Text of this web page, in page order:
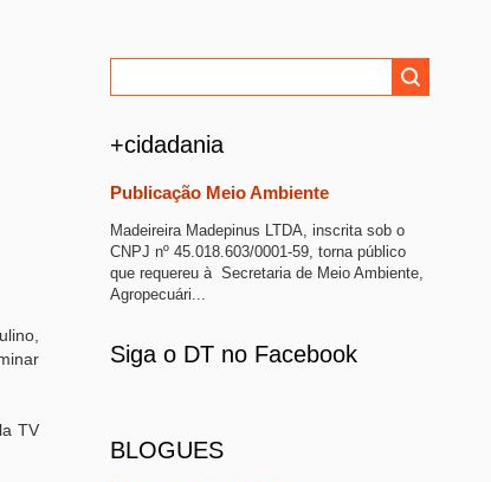
TV
+cidadania
Publicação Meio Ambiente
Madeireira Madepinus LTDA, inscrita sob o
CNPJ nº 45.018.603/0001-59, torna público
que requereu à Secretaria de Meio Ambiente,
Agropecuári...
Siga o DT no Facebook
BLOGUES